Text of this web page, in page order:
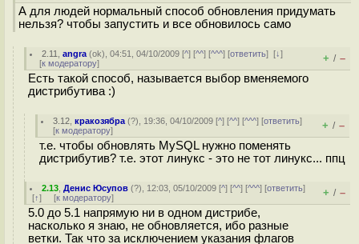
А для людей нормальный способ обновления придумать
нельзя? чтобы запустить и все обновилось само
2.11 ,angra (ok), 04:51, 04/10/2009 [^] [^^] [^^^] [ответить][↓]
[к модератору] + / –
Есть такой способ, называется выбор вменяемого
дистрибутива :)
3.12 ,кракозябра (?), 19:36, 04/10/2009 [^] [^^] [^^^] [ответить]
[к модератору] + / –
т.е. чтобы обновлять MySQL нужно поменять
дистрибутив? т.е. этот линукс - это не тот линукс... ппц
2.13 ,Денис Юсупов (?), 12:03, 05/10/2009 [^] [^^] [^^^] [ответить]
[↑] [к модератору] + / –
5.0 до 5.1 напрямую ни в одном дистрибе,
насколько я знаю, не обновляется, ибо разные
ветки. Так что за исключением указания флагов